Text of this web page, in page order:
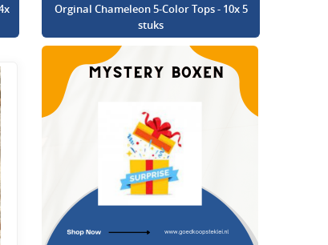
Orginal Chameleon 5-Color Tops - 10x 5
stuks